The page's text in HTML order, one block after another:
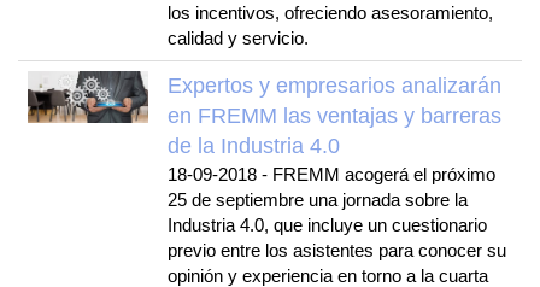
los incentivos, ofreciendo asesoramiento,
calidad y servicio.
Expertos y empresarios analizarán
en FREMM las ventajas y barreras
de la Industria 4.0
18-09-2018 - FREMM acogerá el próximo
25 de septiembre una jornada sobre la
Industria 4.0, que incluye un cuestionario
previo entre los asistentes para conocer su
opinión y experiencia en torno a la cuarta